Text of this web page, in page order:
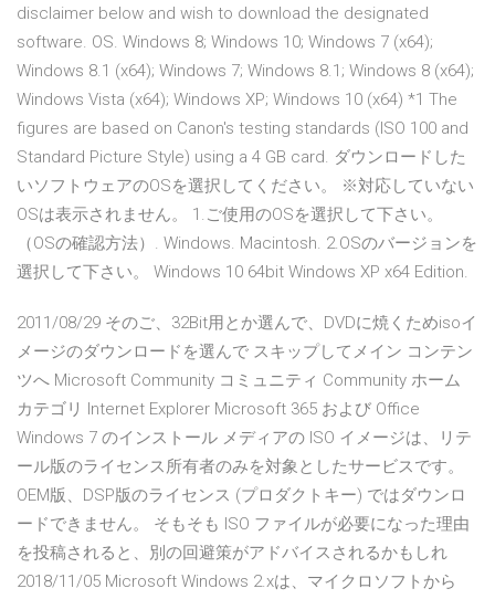
disclaimer below and wish to download the designated
software. OS. Windows 8; Windows 10; Windows 7 (x64);
Windows 8.1 (x64); Windows 7; Windows 8.1; Windows 8 (x64);
Windows Vista (x64); Windows XP; Windows 10 (x64) *1 The
figures are based on Canon's testing standards (ISO 100 and
Standard Picture Style) using a 4 GB card. ダウンロードした
いソフトウェアのOSを選択してください。 ※対応していない
OSは表示されません。 1.ご使用のOSを選択して下さい。
（OSの確認方法）. Windows. Macintosh. 2.OSのバージョンを
選択して下さい。 Windows 10 64bit Windows XP x64 Edition.
2011/08/29 そのご、32Bit用とか選んで、DVDに焼くためisoイ
メージのダウンロードを選んで スキップしてメイン コンテン
ツへ Microsoft Community コミュニティ Community ホーム
カテゴリ Internet Explorer Microsoft 365 および Office
Windows 7 のインストール メディアの ISO イメージは、リテ
ール版のライセンス所有者のみを対象としたサービスです。
OEM版、DSP版のライセンス (プロダクトキー) ではダウンロ
ードできません。 そもそも ISO ファイルが必要になった理由
を投稿されると、別の回避策がアドバイスされるかもしれ
2018/11/05 Microsoft Windows 2.xは、マイクロソフトから